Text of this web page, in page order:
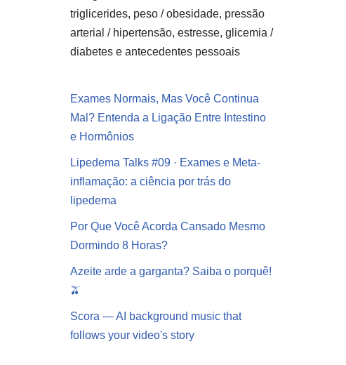
triglicerides, peso / obesidade, pressão
arterial / hipertensão, estresse, glicemia /
diabetes e antecedentes pessoais
Exames Normais, Mas Você Continua
Mal? Entenda a Ligação Entre Intestino
e Hormônios
Lipedema Talks #09 · Exames e Meta-
inflamação: a ciência por trás do
lipedema
Por Que Você Acorda Cansado Mesmo
Dormindo 8 Horas?
Azeite arde a garganta? Saiba o porquê!
🫒
Scora — AI background music that
follows your video's story